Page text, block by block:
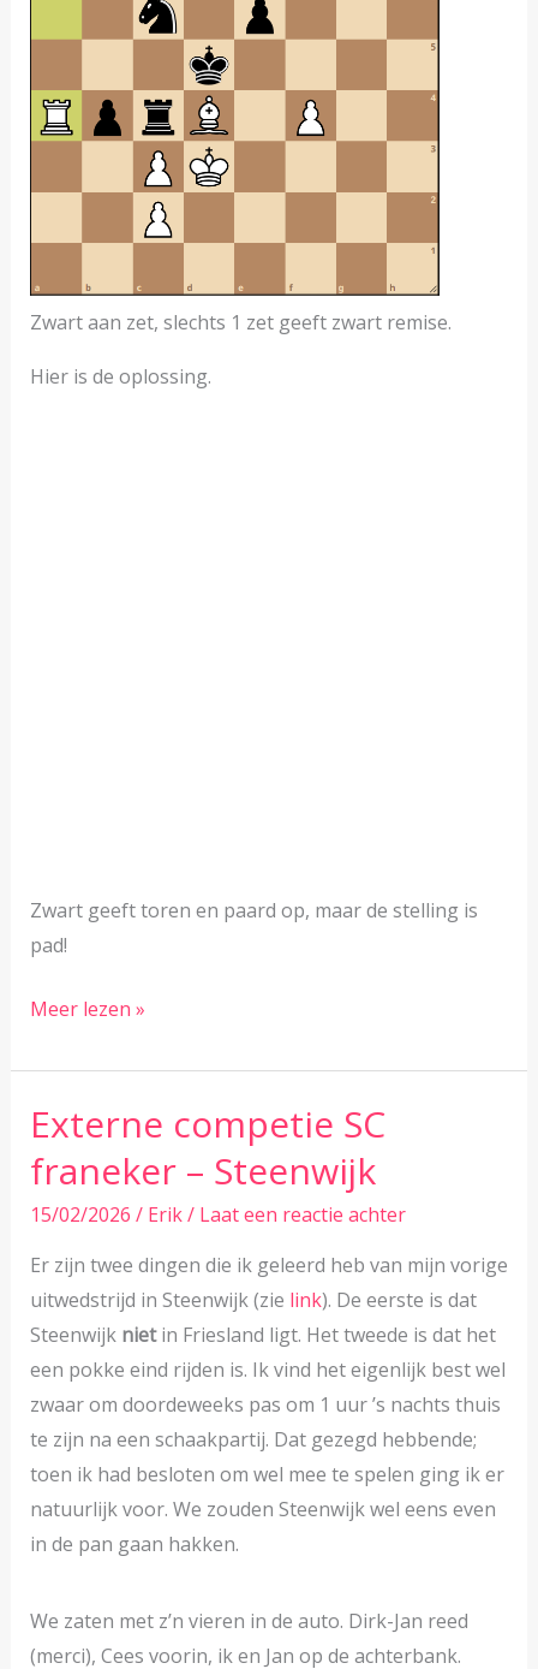
Zwart aan zet, slechts 1 zet geeft zwart remise.
Hier is de oplossing.
Zwart geeft toren en paard op, maar de stelling is
pad!
Remise,
hoe???
Meer lezen »
Externe competie SC
franeker – Steenwijk
15/02/2026 / Erik/ Laat een reactie achter
Er zijn twee dingen die ik geleerd heb van mijn vorige
uitwedstrijd in Steenwijk (zie link). De eerste is dat
Steenwijk nietin Friesland ligt. Het tweede is dat het
een pokke eind rijden is. Ik vind het eigenlijk best wel
zwaar om doordeweeks pas om 1 uur ’s nachts thuis
te zijn na een schaakpartij. Dat gezegd hebbende;
toen ik had besloten om wel mee te spelen ging ik er
natuurlijk voor. We zouden Steenwijk wel eens even
in de pan gaan hakken.
We zaten met z’n vieren in de auto. Dirk-Jan reed
(merci), Cees voorin, ik en Jan op de achterbank.